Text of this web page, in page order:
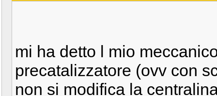
mi ha detto l mio
precatalizzatore (ovv con
non si modifica la